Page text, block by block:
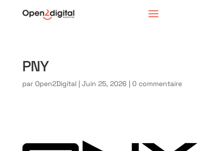
PNY
par Open2Digital| Juin 25, 2026 | 0 commentaire